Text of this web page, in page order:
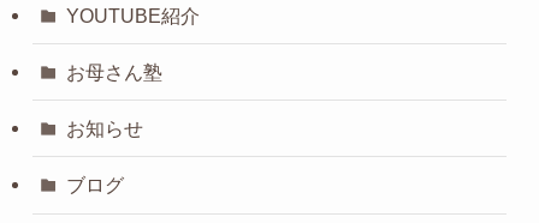
YOUTUBE紹介
お母さん塾
お知らせ
ブログ